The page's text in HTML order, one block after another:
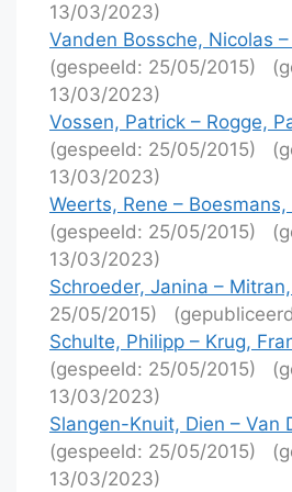
13/03/2023)
Vanden Bossche, Nicolas
(gespeeld: 25/05/2015)
13/03/2023)
Vossen, Patrick – Rogge,
(gespeeld: 25/05/2015)
13/03/2023)
Weerts, Rene – Boesmans,
(gespeeld: 25/05/2015)
13/03/2023)
Schroeder, Janina –
25/05/2015)
Schulte, Philipp – Krug,
(gespeeld: 25/05/2015)
13/03/2023)
Slangen-Knuit, Dien – Van
(gespeeld: 25/05/2015)
13/03/2023)